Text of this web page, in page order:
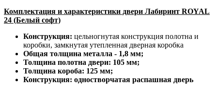
Комплектация и характеристики двери Лабиринт ROYAL
24 (Белый софт)
Конструкция: цельногнутая конструкция полотна и
коробки, замкнутая утепленная дверная коробка
Общая толщина металла - 1,8 мм;
Толщина полотна двери: 105 мм;
Толщина короба: 125 мм;
Конструкция: одностворчатая распашная дверь